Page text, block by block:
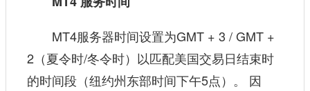
MT4服务器时间设置为GMT + 3 / GMT +
2（夏令时/冬令时）以匹配美国交易日结束时
的时间段（纽约州东部时间下午5点）。 因